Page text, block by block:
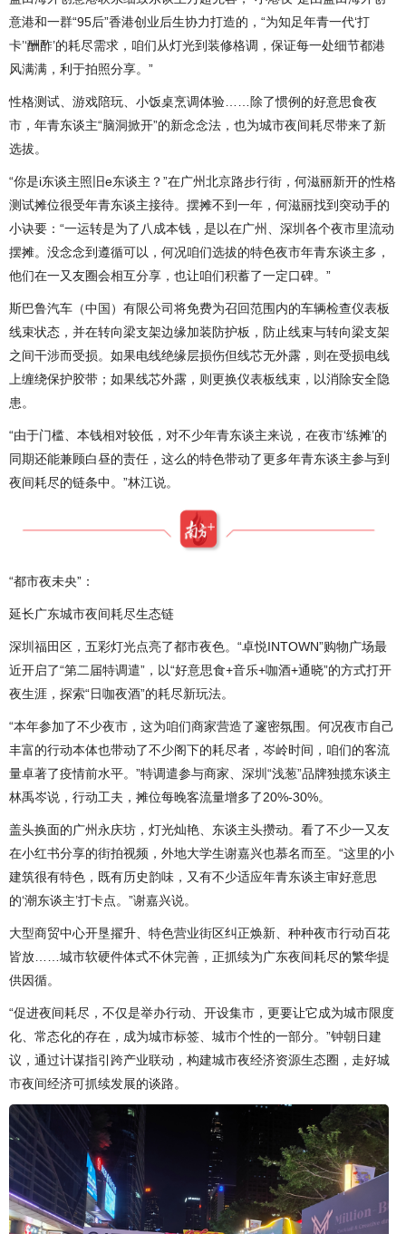
意港和一群“95后”香港创业后生协力打造的，“为知足年青一代‘打
卡’‘酬酢’的耗尽需求，咱们从灯光到装修格调，保证每一处细节都港
风满满，利于拍照分享。”
性格测试、游戏陪玩、小饭桌烹调体验……除了惯例的好意思食夜
市，年青东谈主“脑洞掀开”的新念念法，也为城市夜间耗尽带来了新
选拔。
“你是i东谈主照旧e东谈主？”在广州北京路步行街，何滋丽新开的性格
测试摊位很受年青东谈主接待。摆摊不到一年，何滋丽找到突动手的
小诀要：“一运转是为了八成本钱，是以在广州、深圳各个夜市里流动
摆摊。没念念到遵循可以，何况咱们选拔的特色夜市年青东谈主多，
他们在一又友圈会相互分享，也让咱们积蓄了一定口碑。”
斯巴鲁汽车（中国）有限公司将免费为召回范围内的车辆检查仪表板
线束状态，并在转向梁支架边缘加装防护板，防止线束与转向梁支架
之间干涉而受损。如果电线绝缘层损伤但线芯无外露，则在受损电线
上缠绕保护胶带；如果线芯外露，则更换仪表板线束，以消除安全隐
患。
“由于门槛、本钱相对较低，对不少年青东谈主来说，在夜市‘练摊’的
同期还能兼顾白昼的责任，这么的特色带动了更多年青东谈主参与到
夜间耗尽的链条中。”林江说。
“都市夜未央”：
延长广东城市夜间耗尽生态链
深圳福田区，五彩灯光点亮了都市夜色。“卓悦INTOWN”购物广场最
近开启了“第二届特调遣”，以“好意思食+音乐+咖酒+通晓”的方式打开
夜生涯，探索“日咖夜酒”的耗尽新玩法。
“本年参加了不少夜市，这为咱们商家营造了邃密氛围。何况夜市自己
丰富的行动本体也带动了不少阁下的耗尽者，岑岭时间，咱们的客流
量卓著了疫情前水平。”特调遣参与商家、深圳“浅葱”品牌独揽东谈主
林禹岑说，行动工夫，摊位每晚客流量增多了20%-30%。
盖头换面的广州永庆坊，灯光灿艳、东谈主头攒动。看了不少一又友
在小红书分享的街拍视频，外地大学生谢嘉兴也慕名而至。“这里的小
建筑很有特色，既有历史韵味，又有不少适应年青东谈主审好意思
的‘潮东谈主’打卡点。”谢嘉兴说。
大型商贸中心开垦擢升、特色营业街区纠正焕新、种种夜市行动百花
皆放……城市软硬件体式不休完善，正抓续为广东夜间耗尽的繁华提
供因循。
“促进夜间耗尽，不仅是举办行动、开设集市，更要让它成为城市限度
化、常态化的存在，成为城市标签、城市个性的一部分。”钟朝日建
议，通过计谋指引跨产业联动，构建城市夜经济资源生态圈，走好城
市夜间经济可抓续发展的谈路。